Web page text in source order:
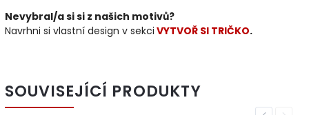
Nevybral/a si si z našich motivů?
Navrhni si vlastní design v sekci VYTVOŘ SI TRIČKO.
SOUVISEJÍCÍ PRODUKTY